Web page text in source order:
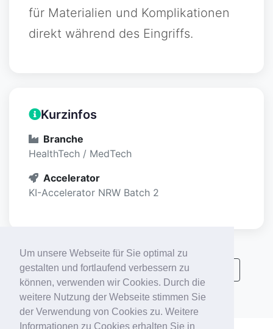
Um unsere Webseite für Sie optimal zu
gestalten und fortlaufend verbessern zu
können, verwenden wir Cookies. Durch die
weitere Nutzung der Webseite stimmen Sie
der Verwendung von Cookies zu. Weitere
Informationen zu Cookies erhalten Sie in
für Materialien und Komplikationen
direkt während des Eingriffs.
Kurzinfos
Branche
HealthTech / MedTech
Accelerator
KI-Accelerator NRW Batch 2
Alle KI-Accelerator Startups anzeigen